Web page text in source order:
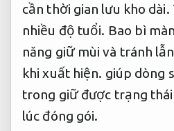
cần thời gian lưu kho dài.
nhiều độ tuổi. Bao bì
năng giữ mùi và tránh
khi xuất hiện. giúp dòng
trong giữ được trạng
lúc đóng gói.